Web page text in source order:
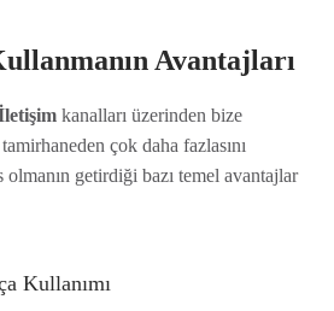
Avantajları
kanalları üzerinden bize
tamirhaneden çok daha fazlasını
getirdiği bazı temel avantajlar
Kullanımı